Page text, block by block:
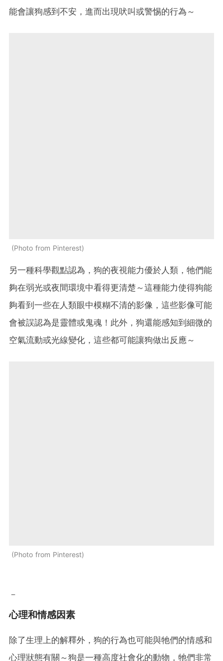
能會讓狗感到不安，進而出現吠叫或警惕的行為～
Photo from Pinterest
另一種科學觀點認為，狗的夜視能力優於人類，牠們能
夠在弱光或夜間環境中看得更清楚～這種能力使得狗能
夠看到一些在人類眼中模糊不清的影像，這些影像可能
會被誤認為是靈體或鬼魂！此外，狗還能感知到細微的
空氣流動或光線變化，這些都可能讓狗做出反應～
Photo from Pinterest
－
心理和情感因素
除了生理上的解釋外，狗的行為也可能與牠們的情感和
心理狀態有關～狗是一種高度社會化的動物，牠們非常